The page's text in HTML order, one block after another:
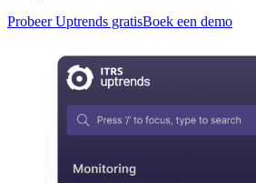
Probeer Uptrends gratisBoek een demo